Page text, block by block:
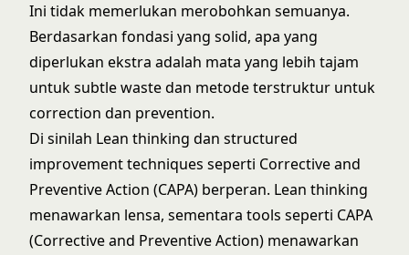
Ini tidak memerlukan merobohkan semuanya.
Berdasarkan fondasi yang solid, apa yang
diperlukan ekstra adalah mata yang lebih tajam
untuk subtle waste dan metode terstruktur untuk
correction dan prevention.
Di sinilah Lean thinking dan structured
improvement techniques seperti Corrective and
Preventive Action (CAPA) berperan. Lean thinking
menawarkan lensa, sementara tools seperti CAPA
(Corrective and Preventive Action) menawarkan